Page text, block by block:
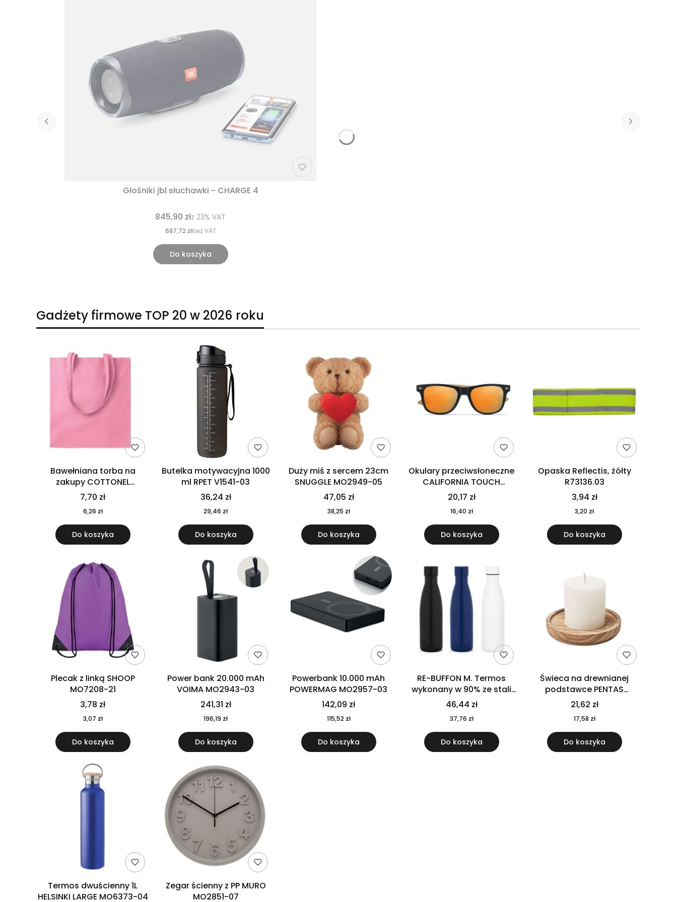
Głośniki jbl słuchawki - CHARGE 4
845,90 złz 23% VAT
687,72 złbez VAT
Do koszyka
Gadżety firmowe TOP 20 w 2026 roku
Bawełniana torba na
zakupy COTTONEL
COLOUR++ MO9846-11
7,70 zł
6,26 zł
Do koszyka
Butelka motywacyjna 1000
ml RPET V1541-03
36,24 zł
29,46 zł
Do koszyka
Duży miś z sercem 23cm
SNUGGLE MO2949-05
47,05 zł
38,25 zł
Do koszyka
Okulary przeciwsłoneczne
CALIFORNIA TOUCH
MO9617-10
20,17 zł
16,40 zł
Do koszyka
Opaska Reflectis, żółty
R73136.03
3,94 zł
3,20 zł
Do koszyka
Plecak z linką SHOOP
MO7208-21
3,78 zł
3,07 zł
Do koszyka
Power bank 20.000 mAh
VOIMA MO2943-03
241,31 zł
196,19 zł
Do koszyka
Powerbank 10.000 mAh
POWERMAG MO2957-03
142,09 zł
115,52 zł
Do koszyka
RE-BUFFON M. Termos
wykonany w 90% ze stali
nierdzewnej pochodzącej z
recyklingu 520 ml 94294
46,44 zł
37,76 zł
Do koszyka
Świeca na drewnianej
podstawce PENTAS
MO6282-40
21,62 zł
17,58 zł
Do koszyka
Termos dwuścienny 1L
HELSINKI LARGE MO6373-04
Zegar ścienny z PP MURO
MO2851-07